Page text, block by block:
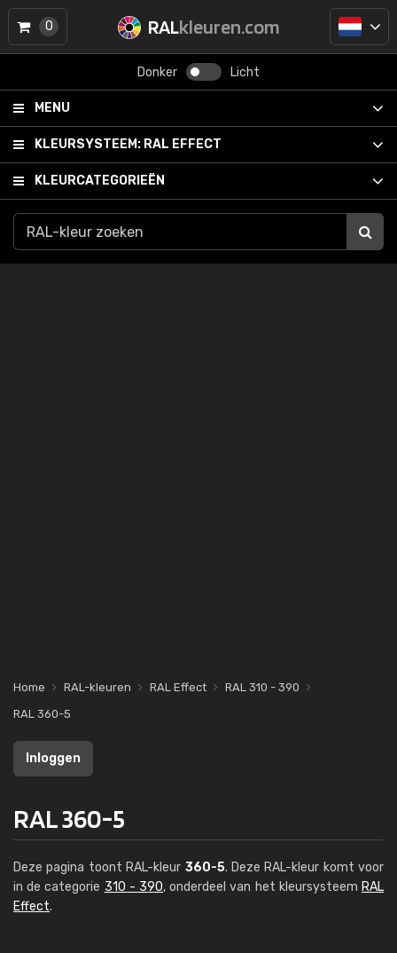
RALkleuren.com
Donker Licht
MENU
KLEURSYSTEEM: RAL EFFECT
KLEURCATEGORIEËN
0
Home RAL-kleuren RAL Effect
RAL 310 - 390
RAL 360-5
Inloggen
RAL 360-5
Deze pagina toont RAL-kleur 360-5. Deze RAL-kleur komt voor
in de categorie 310 - 390, onderdeel van het kleursysteem RAL
Effect.